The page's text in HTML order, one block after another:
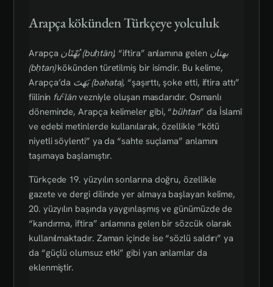
Arapça kökünden Türkçeye yolculuk
Arapça بُهْتَان‎ (buḥtān), “iftira” anlamına gelen بهتان‎
(bḥtan)kökünden türetilmiş bir isimdir. Bu kelime,
Arapça’da
بَهَتَ‎ (bahata), “şaşırttı, şoke etti, iftira attı”
fiilinin fuˁlānvezniyle oluşan masdarıdır. Osmanlı
döneminde, Arapça kelimeler gibi, “bühtan” da İslamî
ve edebi metinlerde kullanılarak, özellikle “kötü
niyetli söylenti” ya da “sahte suçlama” anlamını
taşımaya başlamıştır.
Türkçede 19. yüzyılın sonlarına doğru, özellikle
gazete ve dergi dilinde yer almaya başlayan kelime,
20. yüzyılın başında yaygınlaşmış ve günümüzde de
“kandırma, iftira” anlamına gelen bir sözcük olarak
kullanılmaktadır. Zaman içinde ise “sözlü saldırı” ya
da “güçlü olumsuz etki” gibi yan anlamlar da
eklenmiştir.